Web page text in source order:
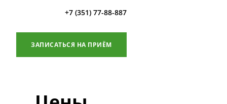
+7 (351) 77-88-887
ЗАПИСАТЬСЯ НА ПРИЁМ